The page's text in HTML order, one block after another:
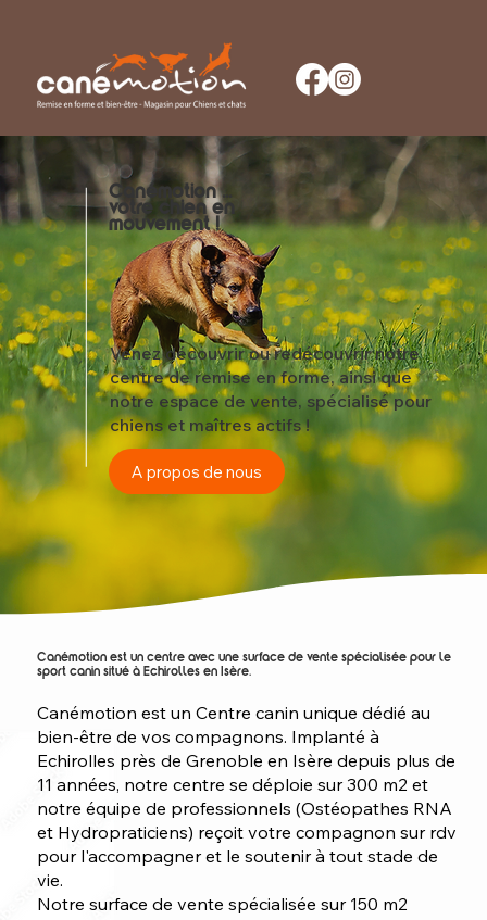
Canémotion ...
votre chien en
mouvement !
Venez découvrir ou redécouvrir notre
centre de remise en forme, ainsi que
notre espace de vente, spécialisé pour
chiens et maîtres actifs !
A propos de nous
Canémotion est un centre avec une surface de vente spécialisée pour le
sport canin situé à Echirolles en Isère.
Canémotion est un Centre canin unique dédié au
bien-être de vos compagnons. Implanté à
Echirolles près de Grenoble en Isère depuis plus de
11 années, notre centre se déploie sur 300 m2 et
notre équipe de professionnels (Ostéopathes RNA
et Hydropraticiens) reçoit votre compagnon sur rdv
pour l'accompagner et le soutenir à tout stade de
vie.
Notre surface de vente spécialisée sur 150 m2